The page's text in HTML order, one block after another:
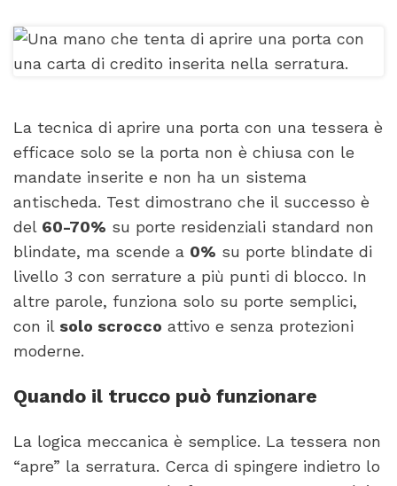
La tecnica di aprire una porta con una tessera è
efficace solo se la porta non è chiusa con le
mandate inserite e non ha un sistema
antischeda. Test dimostrano che il successo è
del 60-70% su porte residenziali standard non
blindate, ma scende a 0% su porte blindate di
livello 3 con serrature a più punti di blocco. In
altre parole, funziona solo su porte semplici,
con il solo scrocco attivo e senza protezioni
moderne.
Quando il trucco può funzionare
La logica meccanica è semplice. La tessera non
“apre” la serratura. Cerca di spingere indietro lo